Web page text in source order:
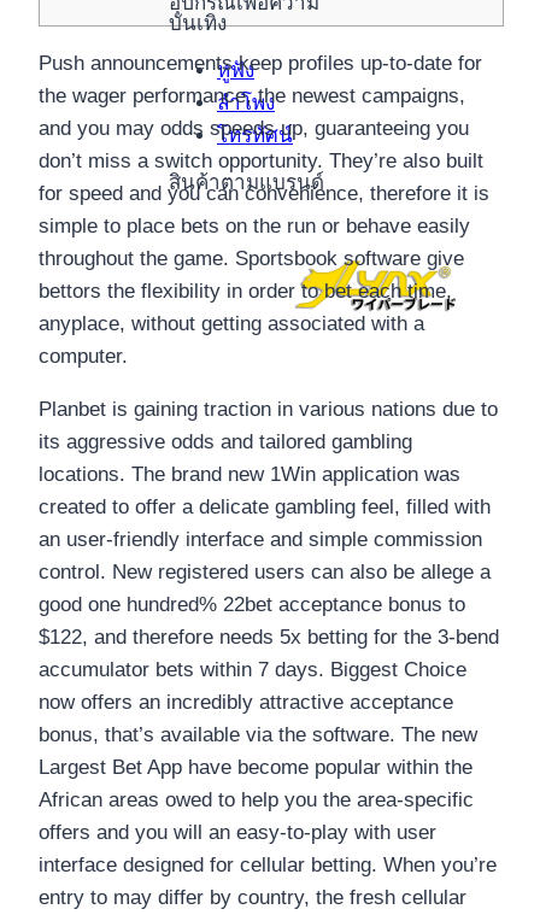
บันเทิง
หูฟัง
ลำโพง
โทรทัศน์
สินค้าตามแบรนด์
Push announcements keep profiles up-to-date for
the wager performance, the newest campaigns,
and you may odds speeds up, guaranteeing you
don’t miss a switch opportunity. They’re also built
for speed and you can convenience, therefore it is
simple to place bets on the run or behave easily
throughout the game. Sportsbook software give
bettors the flexibility in order to bet each time,
anyplace, without getting associated with a
computer.
Planbet is gaining traction in various nations due to
its aggressive odds and tailored gambling
locations. The brand new 1Win application was
created to offer a delicate gambling feel, filled with
an user-friendly interface and simple commission
control. New registered users can also be allege a
good one hundred% 22bet acceptance bonus to
$122, and therefore needs 5x betting for the 3-bend
accumulator bets within 7 days. Biggest Choice
now offers an incredibly attractive acceptance
bonus, that’s available via the software. The new
Largest Bet App have become popular within the
African areas owed to help you the area-specific
offers and you will an easy-to-play with user
interface designed for cellular betting. When you’re
entry to may differ by country, the fresh cellular